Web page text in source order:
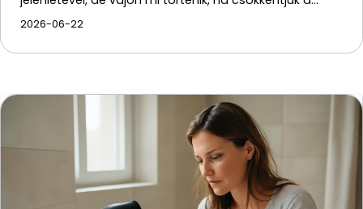
2026-06-22